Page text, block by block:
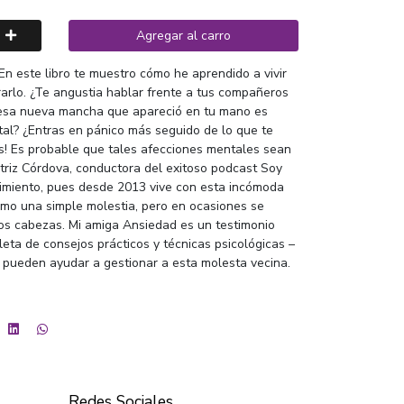
Agregar al carro
este libro te muestro cómo he aprendido a vivir
¿Te angustia hablar frente a tus compañeros
nueva mancha que apareció en tu mano es
¿Entras en pánico más seguido de lo que te
Es probable que tales afecciones mentales sean
Córdova, conductora del exitoso podcast Soy
pues desde 2013 vive con esta incómoda
una simple molestia, pero en ocasiones se
cabezas. Mi amiga Ansiedad es un testimonio
de consejos prácticos y técnicas psicológicas –
ayudar a gestionar a esta molesta vecina.